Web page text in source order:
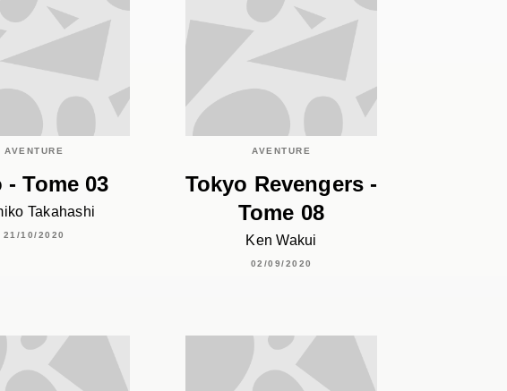
AVENTURE
- Tome 03
Takahashi
21/10/2020
AVENTURE
Tokyo Revengers -
Tome 08
Ken Wakui
02/09/2020